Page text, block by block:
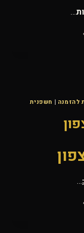
…
להזמנה | חשפנית
:
…